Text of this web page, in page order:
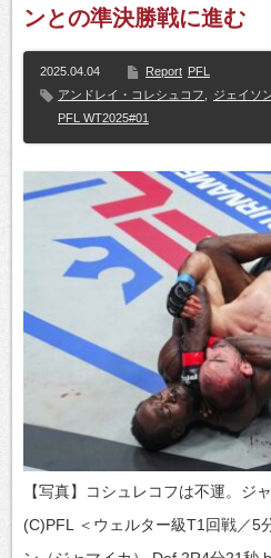
ンとの準決勝戦に進む
2025.04.04 Report PFL
アンドレイ・コレシュコフ
ジェイソ
PFL WT2025#01
【写真】コシュレコフは不運。ジ
(C)PFL ＜ウェルター級T1回戦／5